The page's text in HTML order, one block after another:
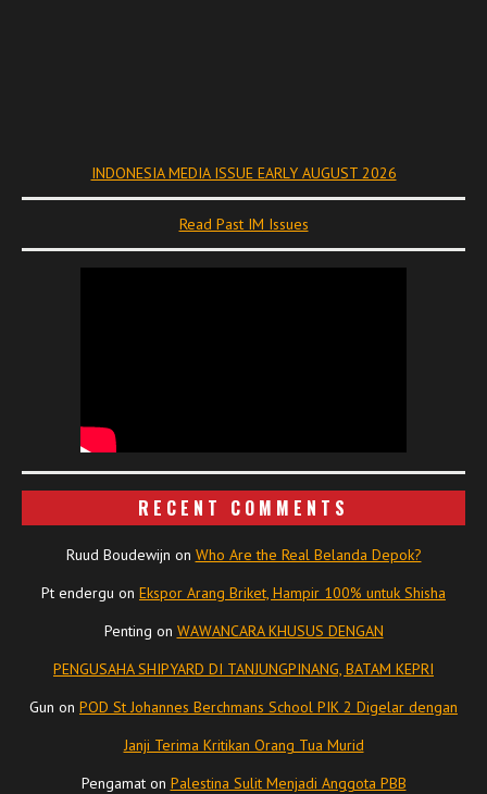
INDONESIA MEDIA ISSUE EARLY AUGUST 2026
Read Past IM Issues
RECENT COMMENTS
Ruud Boudewijn on Who Are the Real Belanda Depok?
Pt endergu on Ekspor Arang Briket, Hampir 100% untuk Shisha
Penting on WAWANCARA KHUSUS DENGAN
PENGUSAHA SHIPYARD DI TANJUNGPINANG, BATAM KEPRI
Gun on POD St Johannes Berchmans School PIK 2 Digelar dengan
Janji Terima Kritikan Orang Tua Murid
Pengamaton Palestina Sulit Menjadi Anggota PBB